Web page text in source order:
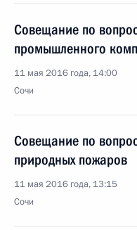
Совещание по
промышленного
11 мая 2016 года, 14:00
Сочи
Совещание по
природных пожаров
11 мая 2016 года, 13:15
Сочи